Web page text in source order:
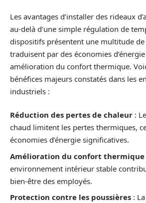
Les avantages d’installer des rideaux
au-delà d’une simple régulation de
dispositifs présentent une multitude de
traduisent par des économies
amélioration du confort thermique.
bénéfices majeurs constatés dans les
industriels :
Réduction des pertes de chaleur :
chaud limitent les pertes thermiques,
économies d’énergie significatives.
Amélioration du confort thermique
environnement intérieur stable
bien-être des employés.
Protection contre les poussières :